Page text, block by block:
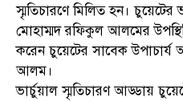
স্মৃতিচারণে মিলিত হন।
মোহাম্মদ রফিকুল আলমের
করেন চুয়েটের সাবেক উপাচার্য
আলম।
ভার্চুয়াল স্মৃতিচারণ আড্ডায়